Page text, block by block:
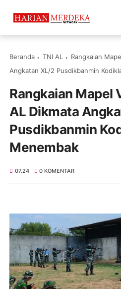
Beranda TNI AL
Rangkaian
Angkatan XL/2 Pusdikbanmin
Rangkaian Mapel
AL Dikmata
Pusdikbanmin
Menembak
07.24 0 KOMENTAR